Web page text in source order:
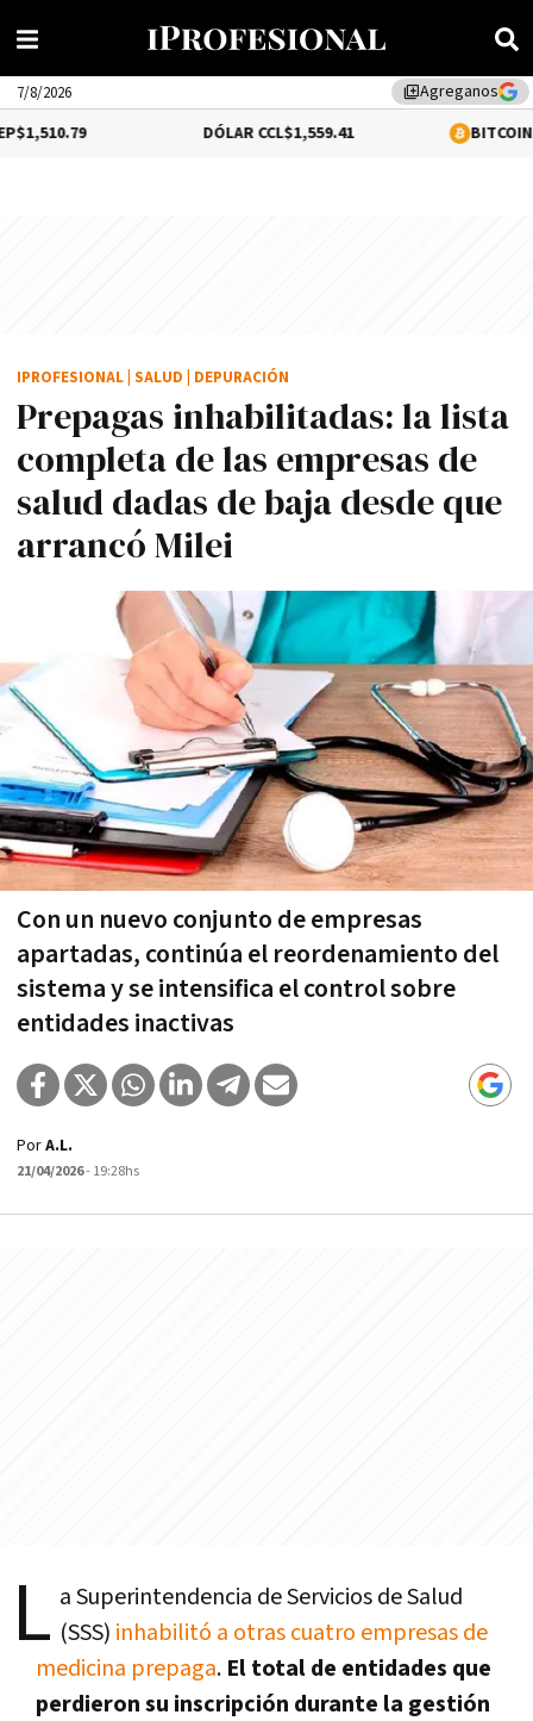
library_addAgreganos
7/8/2026
$1,559.41 0.16%
Prepagas inhabilitadas: la lista
completa de las empresas de
salud dadas de baja desde que
arrancó Milei
Con un nuevo conjunto de empresas
apartadas, continúa el reordenamiento del
sistema y se intensifica el control sobre
entidades inactivas
IPROFESIONAL SALUD DEPURACIÓN
PorA.L.
21/04/2026- 19:28hs
L a Superintendencia de Servicios de Salud
(SSS) inhabilitó a otras cuatro empresas de
medicina prepaga. El total de entidades que
perdieron su inscripción durante la gestión